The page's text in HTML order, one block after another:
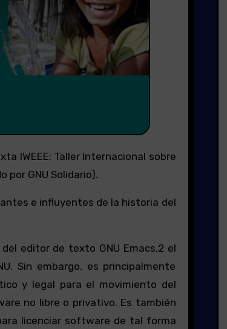
IWEEE: Taller Internacional sobre
por GNU Solidario).
e influyentes de la historia del
editor de texto GNU Emacs,2 el
Sin embargo, es principalmente
y legal para el movimiento del
no libre o privativo. Es también
licenciar software de tal forma